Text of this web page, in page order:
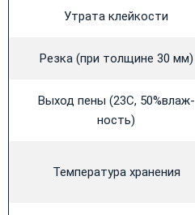
Утрата клейкости
Резка (при толщине 30 мм)
Выход пены (23С, 50%влаж-
ность)
Температура хранения